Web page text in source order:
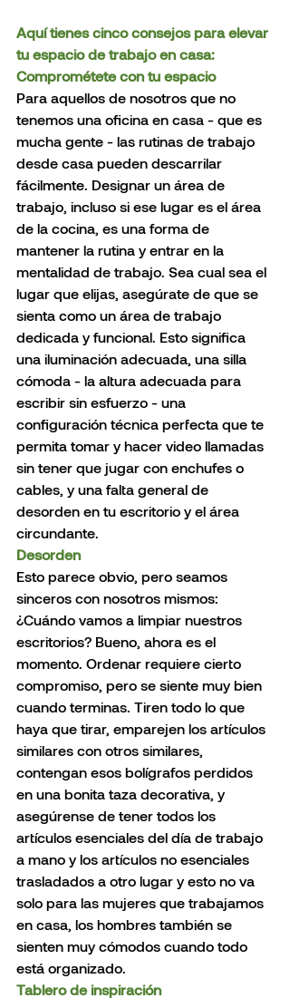
Aquí tienes cinco consejos para elevar
tu espacio de trabajo en casa:
Comprométete con tu espacio
Para aquellos de nosotros que no
tenemos una oficina en casa - que es
mucha gente - las rutinas de trabajo
desde casa pueden descarrilar
fácilmente. Designar un área de
trabajo, incluso si ese lugar es el área
de la cocina, es una forma de
mantener la rutina y entrar en la
mentalidad de trabajo. Sea cual sea el
lugar que elijas, asegúrate de que se
sienta como un área de trabajo
dedicada y funcional. Esto significa
una iluminación adecuada, una silla
cómoda - la altura adecuada para
escribir sin esfuerzo - una
configuración técnica perfecta que te
permita tomar y hacer video llamadas
sin tener que jugar con enchufes o
cables, y una falta general de
desorden en tu escritorio y el área
circundante.
Desorden
Esto parece obvio, pero seamos
sinceros con nosotros mismos:
¿Cuándo vamos a limpiar nuestros
escritorios? Bueno, ahora es el
momento. Ordenar requiere cierto
compromiso, pero se siente muy bien
cuando terminas. Tiren todo lo que
haya que tirar, emparejen los artículos
similares con otros similares,
contengan esos bolígrafos perdidos
en una bonita taza decorativa, y
asegúrense de tener todos los
artículos esenciales del día de trabajo
a mano y los artículos no esenciales
trasladados a otro lugar y esto no va
solo para las mujeres que trabajamos
en casa, los hombres también se
sienten muy cómodos cuando todo
está organizado.
Tablero de inspiración